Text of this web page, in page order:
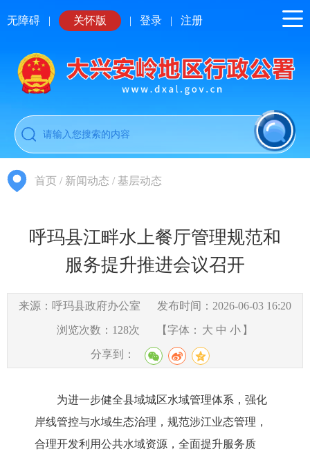
无障碍 | 关怀版 | 登录 | 注册
首页 / 新闻动态 / 基层动态
呼玛县江畔水上餐厅管理规范和
服务提升推进会议召开
来源：呼玛县政府办公室 发布时间：2026-06-03 16:20
浏览次数： 128次 【字体： 大 中 小 】
分享到：
为进一步健全县域城区水域管理体系，强化
岸线管控与水域生态治理，规范涉江业态管理，
合理开发利用公共水域资源，全面提升服务质